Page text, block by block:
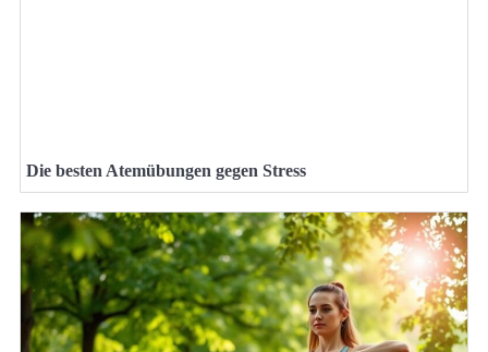
Die besten Atemübungen gegen Stress